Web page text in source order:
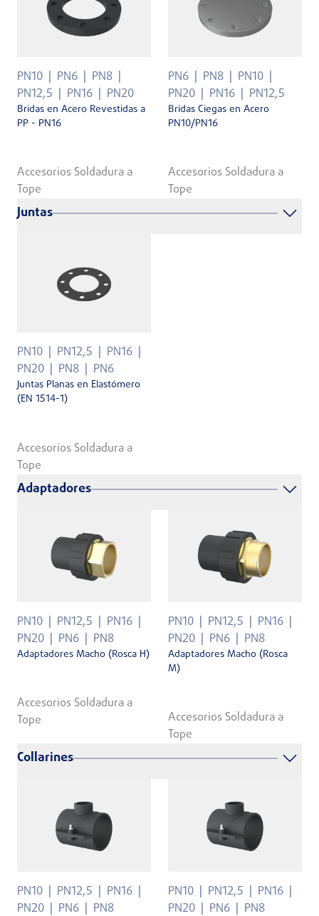
PN10 PN6
PN8
PN12,5
PN16 PN20
Bridas en Acero Revestidas a
PP - PN16
Accesorios Soldadura a
Tope
PN6 PN8
PN10
PN20
PN16 PN12,5
Bridas Ciegas en Acero
PN10/PN16
Accesorios Soldadura a
Tope
Juntas
PN10 PN12,5
PN16
PN20
PN8 PN6
Juntas Planas en Elastómero
(EN 1514-1)
Accesorios Soldadura a
Tope
Adaptadores
PN10 PN12,5
PN16
PN20
PN6 PN8
Adaptadores Macho (Rosca H)
Accesorios Soldadura a
Tope
PN10 PN12,5
PN16
PN20
PN6 PN8
Adaptadores Macho (Rosca
M)
Accesorios Soldadura a
Tope
Collarines
PN10 PN12,5
PN16
PN20
PN6 PN8
PN10 PN12,5
PN16
PN20
PN6 PN8